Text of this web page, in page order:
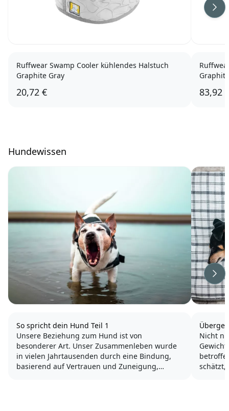
Ruffwear Swamp Cooler kühlendes Halstuch
Graphite Gray
20,72 € 83,92
Hundewissen
So spricht dein Hund Teil 1
Unsere Beziehung zum Hund ist von
besonderer Art. Unser Zusammenleben wurde
in vielen Jahrtausenden durch eine Bindung,
basierend auf Vertrauen und Zuneigung,
Nicht
schätzt,